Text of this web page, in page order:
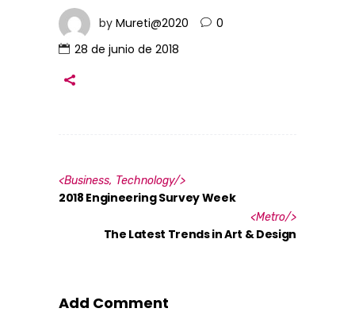
by Mureti@2020
0
28 de junio de 2018
<Business, Technology/>
2018 Engineering Survey Week
<Metro/>
The Latest Trends in Art & Design
Add Comment